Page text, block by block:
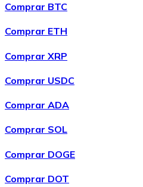
Comprar BTC
Comprar ETH
Comprar XRP
Comprar USDC
Comprar ADA
Comprar SOL
Comprar DOGE
Comprar DOT